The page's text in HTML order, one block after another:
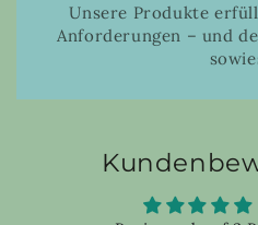
Unsere Produkte
Anforderungen – und